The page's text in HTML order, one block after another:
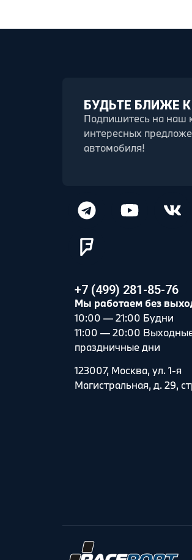
БУДЬТЕ БЛИЖЕ К
Подпишитесь на наш
интересных
автомобиля!
+7 (499) 281-85-76
Мы работаем без
10:00 — 21:00 Будни
11:00 — 20:00
праздничные дни
123007, Москва, ул. 1-я
Магистральная, д. 29,